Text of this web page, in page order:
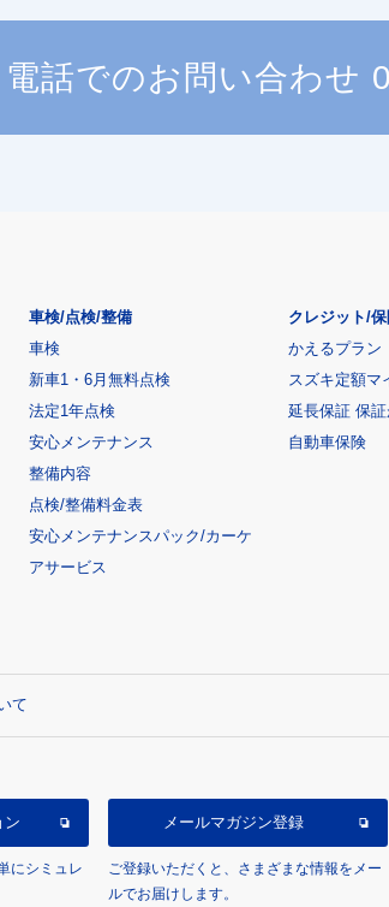
電話でのお問い合わせ
車検/点検/整備
車検
新車1・6月無料点検
法定1年点検
安心メンテナンス
整備内容
点検/整備料金表
安心メンテナンスパック/カーケ
アサービス
クレジット/
かえるプラン
スズキ定額マ
延長保証 保
自動車保険
て
ン
にシミュレ
メールマガジン登録
ご登録いただくと、さまざまな情報をメー
ルでお届けします。